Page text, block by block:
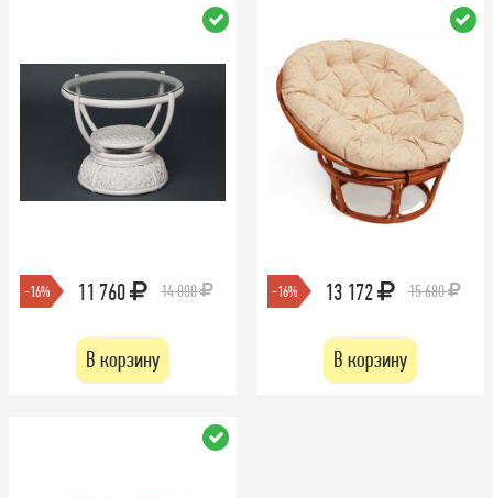
-16% 11 760 14 000
В корзину
-16% 13 172 15 680
В корзину